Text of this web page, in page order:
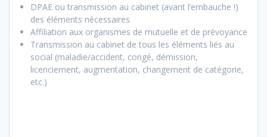
DPAE ou transmission au cabinet (avant l’embauche !)
des éléments nécessaires
Affiliation aux organismes de mutuelle et de prévoyance
Transmission au cabinet de tous les éléments liés au
social (maladie/accident, congé, démission,
licenciement, augmentation, changement de catégorie,
etc.)